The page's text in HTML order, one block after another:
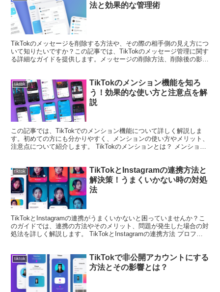
法と効果的な管理術
TikTokのメッセージを削除する方法や、その際の相手側の見え方につ
いて知りたいですか？この記事では、TikTokのメッセージ管理に関す
る詳細なガイドを提供します。メッセージの削除方法、削除後の影
tiktok
TikTokのメンション機能を知ろ
う！効果的な使い方と注意点を解
説
この記事では、TikTokでのメンション機能について詳しく解説しま
す。初めての方にも分かりやすく、メンションの使い方やメリット、
注意点について紹介します。 TikTokのメンションとは？ メンション
tiktok
TikTokとInstagramの連携方法と
解決策！うまくいかない時の対処
法
TikTokとInstagramの連携がうまくいかないと困っていませんか？こ
のガイドでは、連携の方法やそのメリット、問題が発生した場合の対
処法を詳しく解説します。 TikTokとInstagramの連携方法 プロフィ
tiktok
TikTokで非公開アカウントにする
方法とその影響とは？